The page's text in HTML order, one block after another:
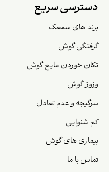
دسترسی سریع
برند های سمعک
گرفتگی گوش
تکان خوردن مایع گوش
وزوز گوش
سرگیجه و عدم تعادل
کم شنوایی
بیماری های گوش
تماس با ما